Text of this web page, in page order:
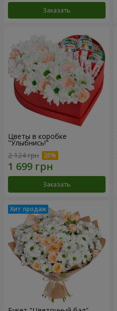
Заказать
Цветы в коробке
"Улыбнись!"
2 124 грн
Заказать